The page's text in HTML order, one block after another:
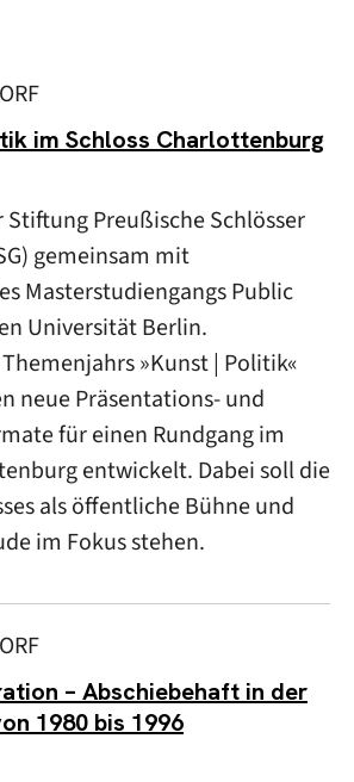
im Schloss Charlottenburg
Stiftung Preußische Schlösser
gemeinsam mit
Masterstudiengangs Public
Universität Berlin.
»Kunst | Politik«
neue Präsentations- und
für einen Rundgang im
entwickelt. Dabei soll die
als öffentliche Bühne und
im Fokus stehen.
– Abschiebehaft in der
1980 bis 1996